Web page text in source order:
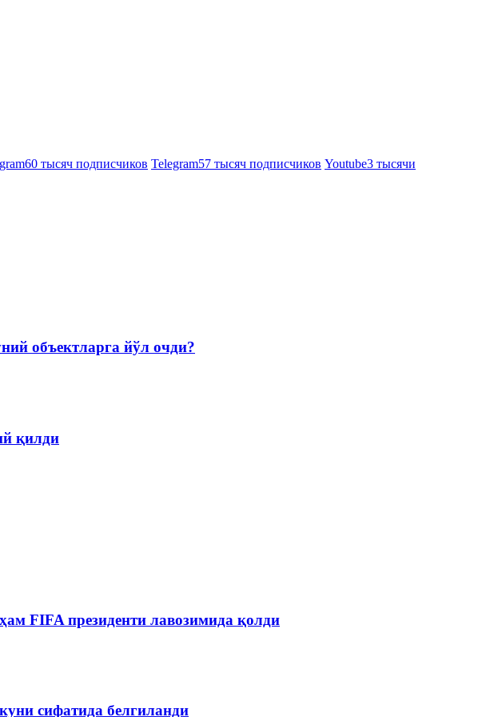
60 тысяч подписчиков Telegram57 тысяч подписчиков Youtube3 тысячи
объектларга йўл очди?
қилди
FIFA президенти лавозимида қолди
сифатида белгиланди